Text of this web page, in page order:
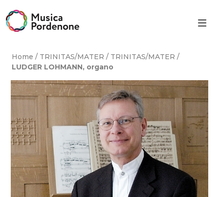
to
content
Home / TRINITAS/MATER / TRINITAS/MATER /
LUDGER LOHMANN, organo